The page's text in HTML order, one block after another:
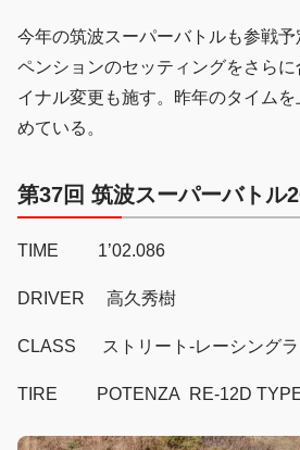
今年の筑波スーパーバトルも参戦
ペンションのセッティングをさら
イナル変更も施す。昨年のタイム
めている。
第37回 筑波スーパーバトル
TIME 1’02.086
DRIVER 高久秀樹
CLASS ストリート-レーシングラ
TIRE POTENZA RE-12D